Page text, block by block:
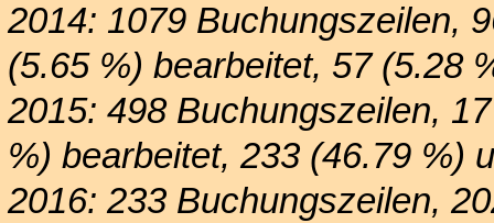
2014: 1079 Buchungszeilen,
(5.65 %) bearbeitet, 57 (5.28
2015: 498 Buchungszeilen,
%) bearbeitet, 233 (46.79 %)
2016: 233 Buchungszeilen,